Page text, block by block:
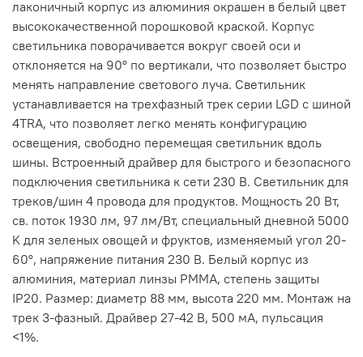
лаконичный корпус из алюминия окрашен в белый цвет
высококачественной порошковой краской. Корпус
светильника поворачивается вокруг своей оси и
отклоняется на 90° по вертикали, что позволяет быстро
менять направление светового луча. Светильник
устанавливается на трехфазный трек серии LGD с шиной
4TRA, что позволяет легко менять конфигурацию
освещения, свободно перемещая светильник вдоль
шины. Встроенный драйвер для быстрого и безопасного
подключения светильника к сети 230 В. Светильник для
треков/шин 4 провода для продуктов. Мощность 20 Вт,
св. поток 1930 лм, 97 лм/Вт, специальный дневной 5000
K для зеленых овощей и фруктов, изменяемый угол 20-
60°, напряжение питания 230 В. Белый корпус из
алюминия, материал линзы PMMA, степень защиты
IP20. Размер: диаметр 88 мм, высота 220 мм. Монтаж на
трек 3-фазный. Драйвер 27-42 В, 500 мА, пульсация
<1%.